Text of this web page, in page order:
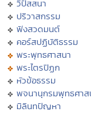
วิปัสสนา
ปริวาสกรรม
ฟังสวดมนต์
คอร์สปฏิบัติธรรม
พระพุทธศาสนา
พระไตรปิฏก
หัวข้อธรรม
พจนานุกรมพุทธศา
มิลินทปัญหา